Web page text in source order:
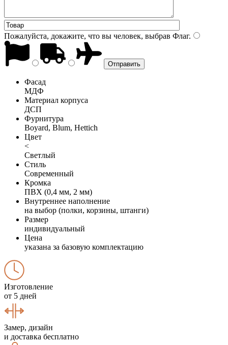
Пожалуйста, докажите, что вы человек, выбрав Флаг.
Фасад
МДФ
Материал корпуса
ДСП
Фурнитура
Boyard, Blum, Hettich
Цвет
<
Светлый
Стиль
Современный
Кромка
ПВХ (0,4 мм, 2 мм)
Внутреннее наполнение
на выбор (полки, корзины, штанги)
Размер
индивидуальный
Цена
указана за базовую комплектацию
Изготовление
от 5 дней
Замер, дизайн
и доставка бесплатно